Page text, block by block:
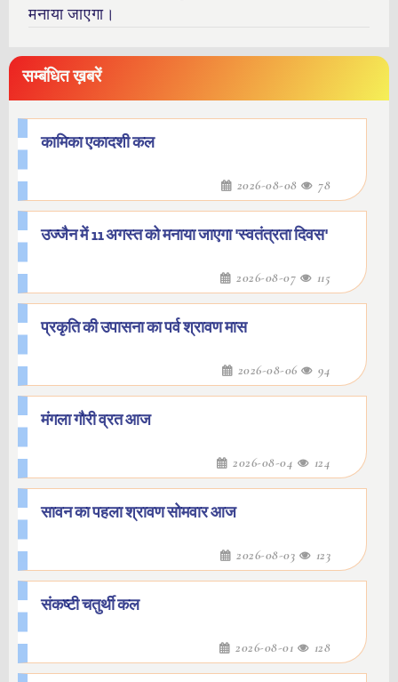
मनाया जाएगा।
सम्बंधित ख़बरें
कामिका एकादशी कल
2026-08-08 78
उज्जैन में 11 अगस्त को मनाया जाएगा 'स्वतंत्रता दिवस'
2026-08-07 115
प्रकृति की उपासना का पर्व श्रावण मास
2026-08-06 94
मंगला गौरी व्रत आज
2026-08-04 124
सावन का पहला श्रावण सोमवार आज
2026-08-03 123
संकष्टी चतुर्थी कल
2026-08-01 128